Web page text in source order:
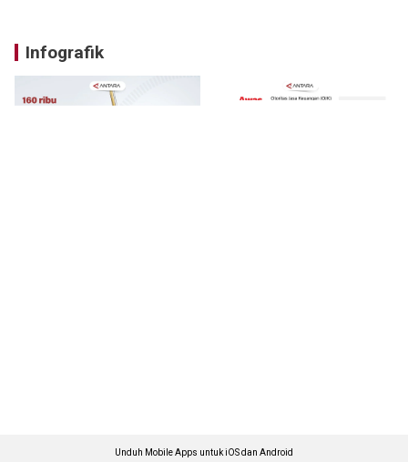
Infografik
Unduh Mobile Apps untuk iOS dan Android